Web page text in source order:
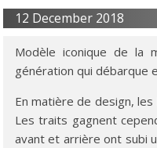
12 December 2018
Modèle iconique de la
génération qui débarque
En matière de design,
Les traits gagnent
avant et arrière ont subi